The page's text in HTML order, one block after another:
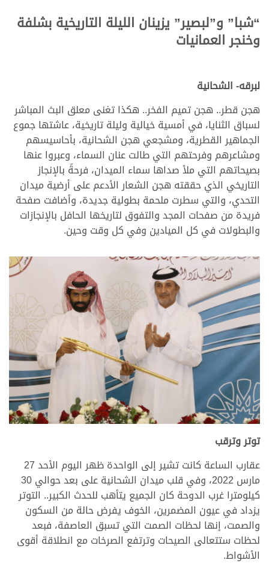
“شبا” و”لبصير” يزينان الليلة التاريخية بشلفة
وخنجر العمانيات
لبرقه- الشحانية
هجن قطر.. هجن تميم الفخر.. هكذا تغنى معلق البث المباشر
لسباق الثنايا، في أمسية خيالية وليلة تاريخية، عاشتها جموع
الجماهير القطرية، ومشجعي هجن الشحانية، بأحاسيسهم
ومشاعرهم وفرحتهم التي طالت عنان السماء، وعبروا عنها
بصيحاتهم التي ملأ صداها سماء الميدان، فرحةً بالإنجاز
التاريخي الذي حققته هجن الشعار الأدعم على أرضية ميدان
التحدي، والتي سطرت ملحمة بطولية جديدة، وأضافت صفحة
فريدة من صفحات المجد والتفوق لتاريخها الحافل بالإنجازات
والبطولات في كل الميادين وفي كل وقت وحين.
توتر وترقب
عقارب الساعة كانت تشير إلى الواحدة ظهر اليوم الأحد 27
مارس 2022، وفي قلب ميدان الشحانية على بعد حوالي 30
كيلومترا غرب الدوحة كان الجميع يتأهب للحدث الكبير.. التوتر
يزداد في عيون المضمرين، الخوف يفرض حالة من السكون
والصمت، إنها لحظات الصمت التي تسبق العاصفة، فبعد
لحظات ستتعالى الصيحات وترتفع الصرخات مع انطلاقة أقوى
الأشواط.